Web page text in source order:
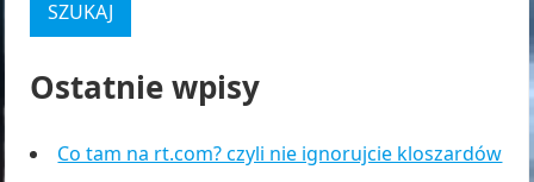
Ostatnie wpisy
Co tam na rt.com? czyli nie ignorujcie kloszardów